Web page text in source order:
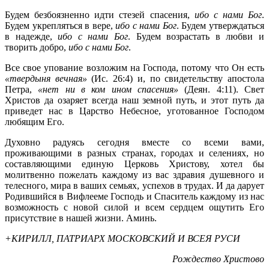
Будем безбоязненно идти стезей спасения, ибо с нами Бог.
Будем укрепляться в вере,ибо с нами Бог. Будем утверждаться
в надежде,ибо с нами Бог. Будем возрастать в любви и
творить добро, ибо с нами Бог.
Все свое упование возложим на Господа, потому что Он есть
«твердыня вечная» (Ис. 26:4) и, по свидетельству апостола
Петра, «нет ни в ком ином спасения» (Деян. 4:11). Свет
Христов да озаряет всегда наш земной путь, и этот путь да
приведет нас в Царство Небесное, уготованное Господом
любящим Его.
Духовно радуясь сегодня вместе со всеми вами,
проживающими в разных странах, городах и селениях, но
составляющими единую Церковь Христову, хотел бы
молитвенно пожелать каждому из вас здравия душевного и
телесного, мира в ваших семьях, успехов в трудах. И да дарует
Родившийся в Вифлееме Господь и Спаситель каждому из нас
возможность с новой силой и всем сердцем ощутить Его
присутствие в нашей жизни. Аминь.
+КИРИЛЛ, ПАТРИАРХ МОСКОВСКИЙ И ВСЕЯ РУСИ
Рождество Христово